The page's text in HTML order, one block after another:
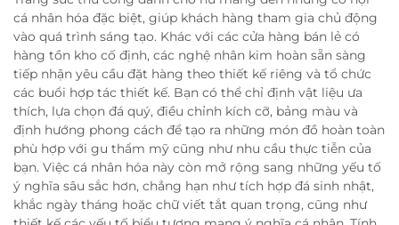
cá nhân hóa đặc biệt, giúp khách hàng tham gia chủ động
vào quá trình sáng tạo. Khác với các cửa hàng bán lẻ có
hàng tồn kho cố định, các nghệ nhân kim hoàn sẵn sàng
tiếp nhận yêu cầu đặt hàng theo thiết kế riêng và tổ chức
các buổi hợp tác thiết kế. Bạn có thể chỉ định vật liệu ưa
thích, lựa chọn đá quý, điều chỉnh kích cỡ, bảng màu và
định hướng phong cách để tạo ra những món đồ hoàn toàn
phù hợp với gu thẩm mỹ cũng như nhu cầu thực tiễn của
bạn. Việc cá nhân hóa này còn mở rộng sang những yếu tố
ý nghĩa sâu sắc hơn, chẳng hạn như tích hợp đá sinh nhật,
khắc ngày tháng hoặc chữ viết tắt quan trọng, cũng như